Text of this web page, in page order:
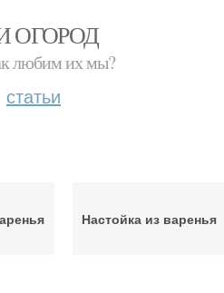
ОГОРОД
любим их мы?
статьи
Настойка из варенья